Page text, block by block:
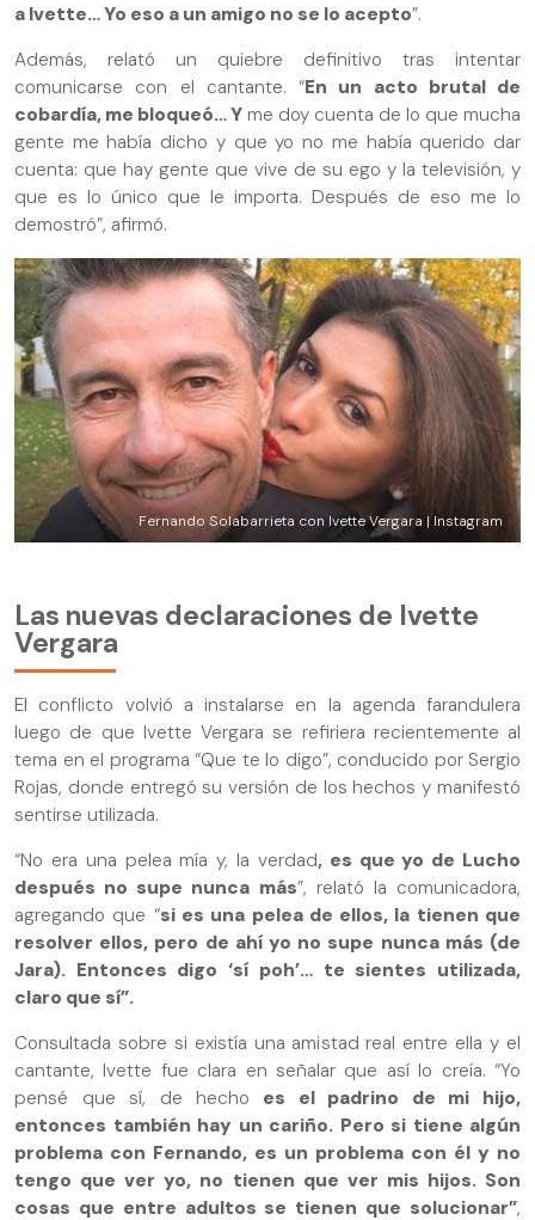
a Ivette… Yo eso a un amigo no se lo acepto”.
Además, relató un quiebre definitivo tras intentar
comunicarse con el cantante. “En un acto brutal de
cobardía, me bloqueó… Y me doy cuenta de lo que mucha
gente me había dicho y que yo no me había querido dar
cuenta: que hay gente que vive de su ego y la televisión, y
que es lo único que le importa. Después de eso me lo
demostró”, afirmó.
Fernando Solabarrieta con Ivette Vergara | Instagram
Las nuevas declaraciones de Ivette
Vergara
El conflicto volvió a instalarse en la agenda farandulera
luego de que Ivette Vergara se refiriera recientemente al
tema en el programa “Que te lo digo”, conducido por Sergio
Rojas, donde entregó su versión de los hechos y manifestó
sentirse utilizada.
“No era una pelea mía y, la verdad, es que yo de Lucho
después no supe nunca más”, relató la comunicadora,
agregando que “si es una pelea de ellos, la tienen que
resolver ellos, pero de ahí yo no supe nunca más (de
Jara). Entonces digo ‘sí poh’… te sientes utilizada,
claro que sí”.
Consultada sobre si existía una amistad real entre ella y el
cantante, Ivette fue clara en señalar que así lo creía. “Yo
pensé que sí, de hecho es el padrino de mi hijo,
entonces también hay un cariño. Pero si tiene algún
problema con Fernando, es un problema con él y no
tengo que ver yo, no tienen que ver mis hijos. Son
cosas que entre adultos se tienen que solucionar”,